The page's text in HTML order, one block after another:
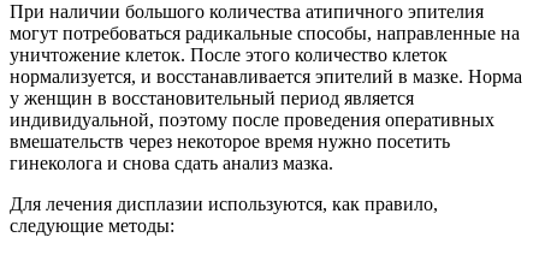
При наличии большого количества атипичного эпителия
могут потребоваться радикальные способы, направленные на
уничтожение клеток. После этого количество клеток
нормализуется, и восстанавливается эпителий в мазке. Норма
у женщин в восстановительный период является
индивидуальной, поэтому после проведения оперативных
вмешательств через некоторое время нужно посетить
гинеколога и снова сдать анализ мазка.
Для лечения дисплазии используются, как правило,
следующие методы: